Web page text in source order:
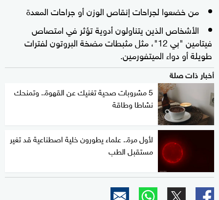
من خضعوا لجراحات إنقاص الوزن أو جراحات المعدة
الأشخاص الذين يتناولون أدوية تؤثر في امتصاص
فيتامين "بي 12"، مثل مثبطات مضخة البروتون لفترات
طويلة أو دواء الميتفورمين.
أخبار ذات صلة
5 مشروبات صحية تغنيك عن القهوة.. وتمنحك
نشاطا وطاقة
لأول مرة.. علماء يطورون خلية اصطناعية قد تغير
مستقبل الطب